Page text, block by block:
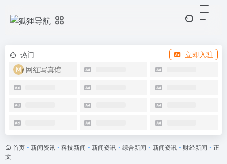
热门
立即入驻
网红写真馆
首页 • 新闻资讯 • 科技新闻 • 新闻资讯 • 综合新闻 • 新闻资讯 • 财经新闻 • 正
文